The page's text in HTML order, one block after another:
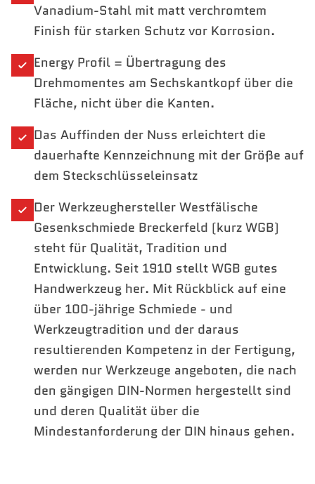
Vanadium-Stahl mit matt verchromtem
Finish für starken Schutz vor Korrosion.
Energy Profil = Übertragung des
Drehmomentes am Sechskantkopf über die
Fläche, nicht über die Kanten.
Das Auffinden der Nuss erleichtert die
dauerhafte Kennzeichnung mit der Größe auf
dem Steckschlüsseleinsatz
Der Werkzeughersteller Westfälische
Gesenkschmiede Breckerfeld (kurz WGB)
steht für Qualität, Tradition und
Entwicklung. Seit 1910 stellt WGB gutes
Handwerkzeug her. Mit Rückblick auf eine
über 100-jährige Schmiede - und
Werkzeugtradition und der daraus
resultierenden Kompetenz in der Fertigung,
werden nur Werkzeuge angeboten, die nach
den gängigen DIN-Normen hergestellt sind
und deren Qualität über die
Mindestanforderung der DIN hinaus gehen.